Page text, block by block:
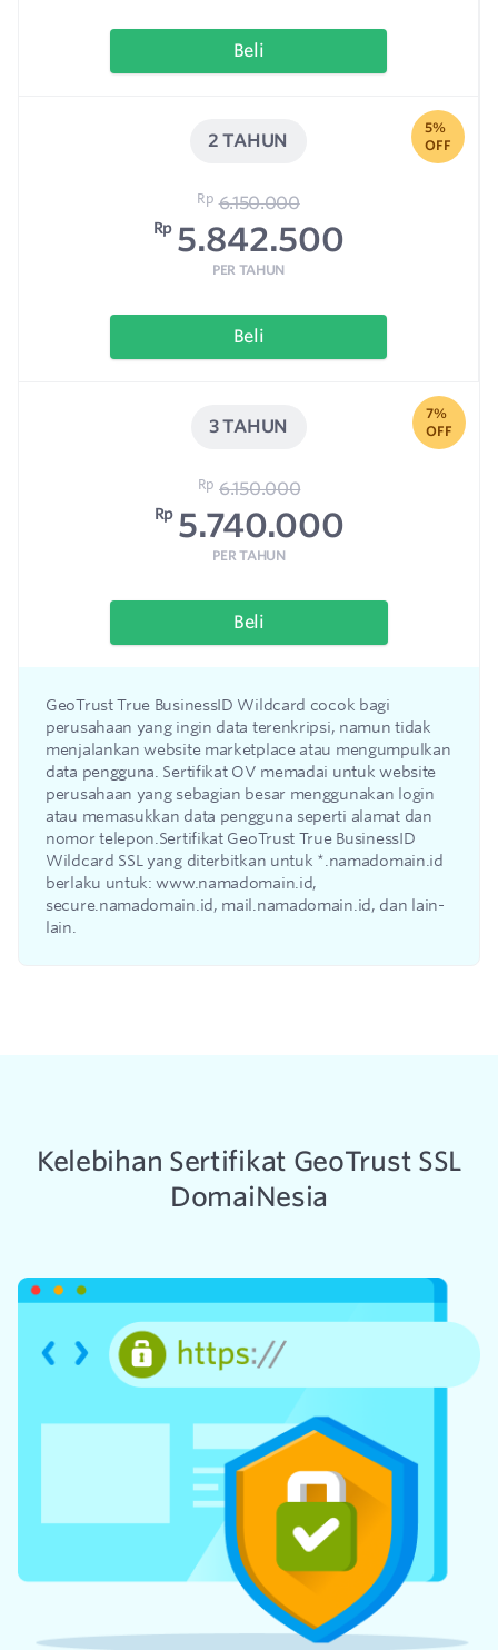
Beli
2 TAHUN
5%
OFF
Rp 6.150.000
Rp 5.842.500
PER TAHUN
Beli
3 TAHUN
7%
OFF
Rp 6.150.000
Rp 5.740.000
PER TAHUN
Beli
GeoTrust True BusinessID Wildcard cocok bagi
perusahaan yang ingin data terenkripsi, namun tidak
menjalankan website marketplace atau mengumpulkan
data pengguna. Sertifikat OV memadai untuk website
perusahaan yang sebagian besar menggunakan login
atau memasukkan data pengguna seperti alamat dan
nomor telepon.Sertifikat GeoTrust True BusinessID
Wildcard SSL yang diterbitkan untuk *.namadomain.id
berlaku untuk: www.namadomain.id,
secure.namadomain.id, mail.namadomain.id, dan lain-
lain.
Kelebihan Sertifikat GeoTrust SSL
DomaiNesia